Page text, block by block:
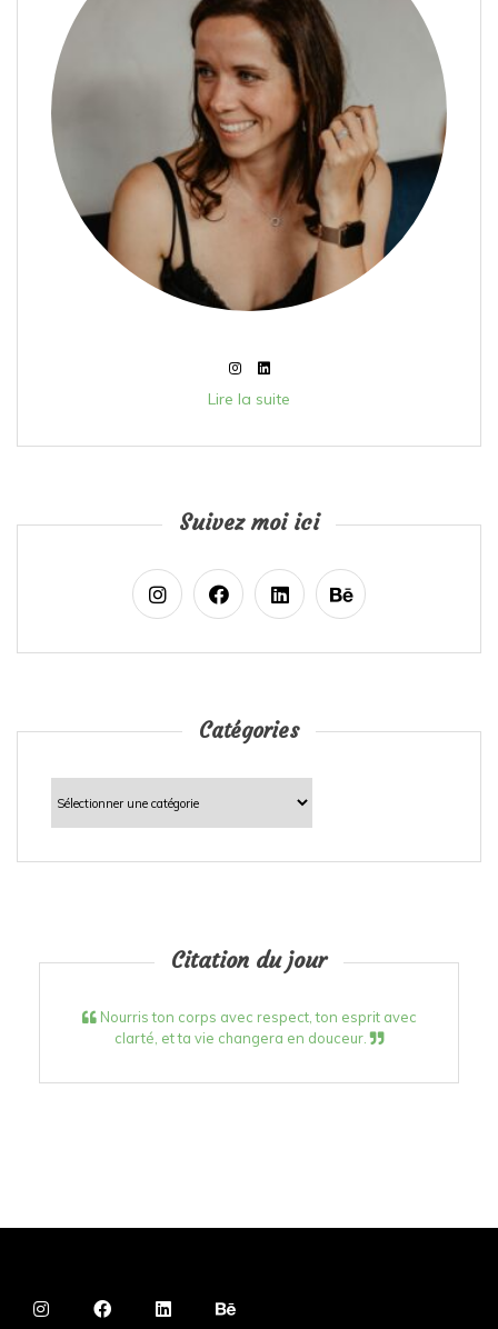
Lire la suite
Suivez moi ici
Catégories
Catégories
Citation du jour
Nourris ton corps avec respect, ton esprit avec
clarté, et ta vie changera en douceur.